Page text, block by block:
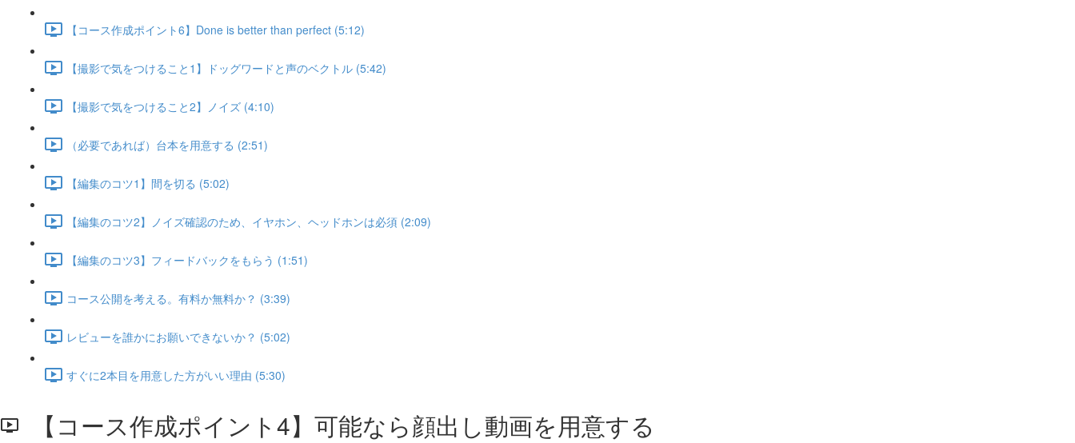
【コース作成ポイント6】Done is better than perfect (5:12)
【撮影で気をつけること1】ドッグワードと声のベクトル (5:42)
【撮影で気をつけること2】ノイズ (4:10)
（必要であれば）台本を用意する (2:51)
【編集のコツ1】間を切る (5:02)
【編集のコツ2】ノイズ確認のため、イヤホン、ヘッドホンは必須 (2:09)
【編集のコツ3】フィードバックをもらう (1:51)
コース公開を考える。有料か無料か？ (3:39)
レビューを誰かにお願いできないか？ (5:02)
すぐに2本目を用意した方がいい理由 (5:30)
【コース作成ポイント4】可能なら顔出し動画を用意する